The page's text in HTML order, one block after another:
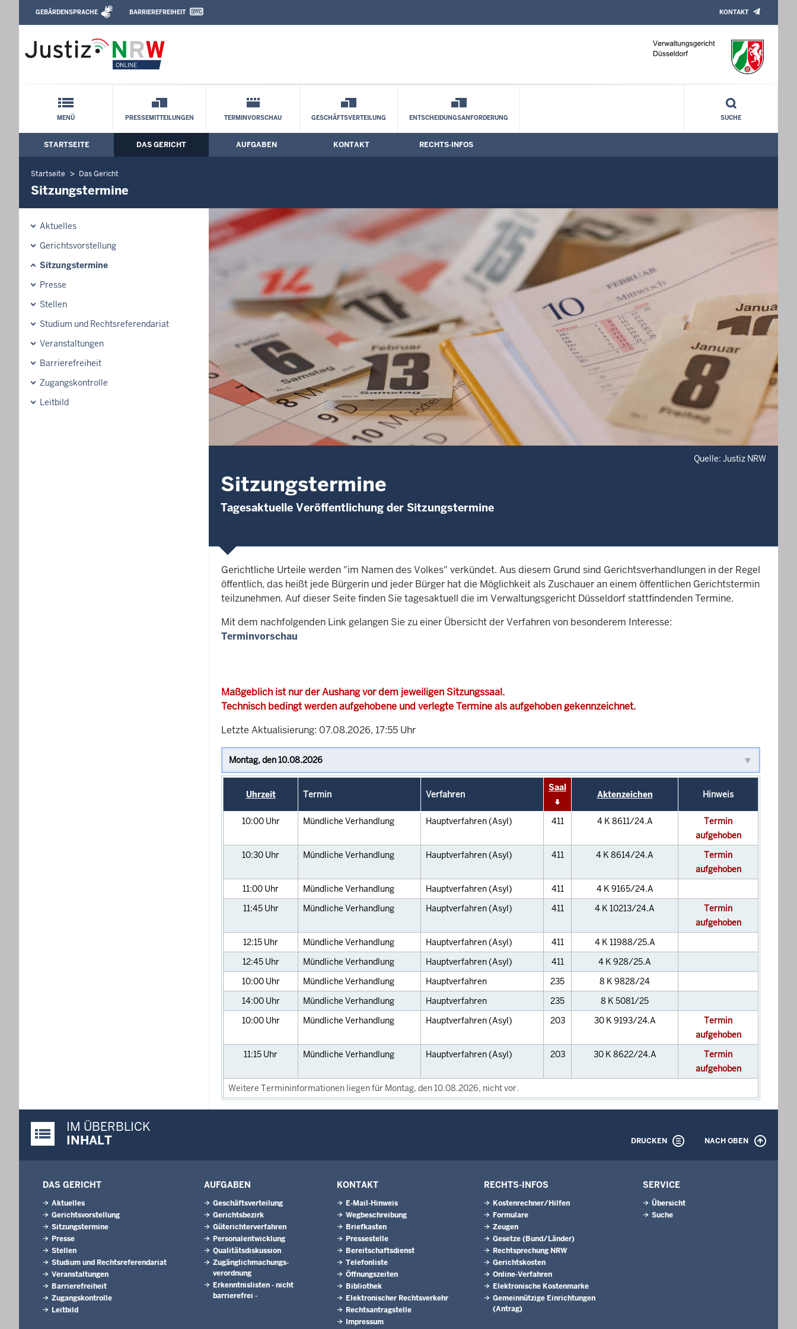
Verwaltungsgericht Düsseldorf: Sitzungstermine
Direkt zum Inhalt
Leichte Sprache, Gebärdensprachenvideo und Kontaktformular
GEBÄRDENSPRACHE BARRIEREFREIHEIT KONTAKT
Schnellnavigation mit Volltext-Suche
MENÜ PRESSEMITTEILUNGEN TERMINVORSCHAU GESCHÄFTSVERTEILUNG ENTSCHEIDUNGSANFORDERUNG SUCHE
Hauptmenü: Hauptnavigation
STARTSEITE DAS GERICHT AUFGABEN KONTAKT RECHTS-INFOS
Startseite Das Gericht
Sitzungstermine
Aktuelles
Gerichtsvorstellung
Sitzungstermine
Presse
Stellen
Studium und Rechtsreferendariat
Veranstaltungen
Barrierefreiheit
Zugangskontrolle
Leitbild
Quelle: Justiz NRW
Sitzungstermine
Tagesaktuelle Veröffentlichung der Sitzungstermine
Gerichtliche Urteile werden "im Namen des Volkes" verkündet. Aus diesem Grund sind Gerichtsverhandlungen in der Regel
öffentlich, das heißt jede Bürgerin und jeder Bürger hat die Möglichkeit als Zuschauer an einem öffentlichen Gerichtstermin
teilzunehmen. Auf dieser Seite finden Sie tagesaktuell die im Verwaltungsgericht Düsseldorf stattfindenden Termine.
Mit dem nachfolgenden Link gelangen Sie zu einer Übersicht der Verfahren von besonderem Interesse:
Terminvorschau
Maßgeblich ist nur der Aushang vor dem jeweiligen Sitzungssaal.
Technisch bedingt werden aufgehobene und verlegte Termine als aufgehoben gekennzeichnet.
Letzte Aktualisierung: 07.08.2026, 17:55 Uhr
Uhrzeit Termin Verfahren
Saal
Aktenzeichen Hinweis
10:00 Uhr Mündliche Verhandlung Hauptverfahren (Asyl) 411 4 K 8611/24.A
Termin
aufgehoben
10:30 Uhr Mündliche Verhandlung Hauptverfahren (Asyl) 411 4 K 8614/24.A
Termin
aufgehoben
11:00 Uhr Mündliche Verhandlung Hauptverfahren (Asyl) 411
4 K 9165/24.A
11:45 Uhr Mündliche Verhandlung Hauptverfahren (Asyl) 411 4 K 10213/24.A
Termin
aufgehoben
12:15 Uhr Mündliche Verhandlung Hauptverfahren (Asyl) 411
4 K 11988/25.A
12:45 Uhr Mündliche Verhandlung Hauptverfahren (Asyl) 411
4 K 928/25.A
10:00 Uhr Mündliche Verhandlung Hauptverfahren 235
8 K 9828/24
14:00 Uhr Mündliche Verhandlung Hauptverfahren 235
8 K 5081/25
10:00 Uhr Mündliche Verhandlung Hauptverfahren (Asyl) 203 30 K 9193/24.A
Termin
aufgehoben
11:15 Uhr Mündliche Verhandlung Hauptverfahren (Asyl) 203 30 K 8622/24.A
Termin
aufgehoben
Weitere Termininformationen liegen für Montag, den 10.08.2026, nicht vor.
Justiz-Portal im Überblick:
IM ÜBERBLICK
INHALT
DRUCKEN NACH OBEN
DAS GERICHT
Aktuelles
Gerichtsvorstellung
Sitzungstermine
Presse
Stellen
Studium und Rechtsreferendariat
Veranstaltungen
Barrierefreiheit
Zugangskontrolle
Leitbild
AUFGABEN
Geschäftsverteilung
Gerichtsbezirk
Güterichterverfahren
Personalentwicklung
Qualitätsdiskussion
Zugänglichmachungs­
verordnung
Erkenntnislisten - nicht
barrierefrei -
KONTAKT
E-Mail-Hinweis
Wegbeschreibung
Briefkasten
Pressestelle
Bereitschaftsdienst
Telefonliste
Öffnungszeiten
Bibliothek
Elektronischer Rechtsverkehr
Rechtsantragstelle
Impressum
RECHTS-INFOS
Kostenrechner/Hilfen
Formulare
Zeugen
Gesetze (Bund/Länder)
Rechtsprechung NRW
Gerichtskosten
Online-Verfahren
Elektronische Kostenmarke
Gemeinnützige Einrichtungen
(Antrag)
SERVICE
Übersicht
Suche